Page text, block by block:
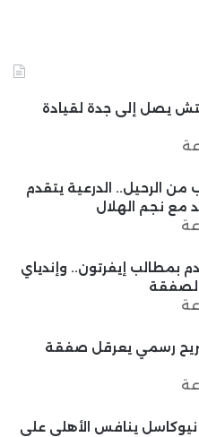
يصل إلى جدة لقيادة
من الرحيل.. الدرعية يتقدم
مع نجم الهلال
بمطالب إيفرتون.. وإندياي
رسمي يعرقل صفقة
نيوكاسل ينافس الأهلي على